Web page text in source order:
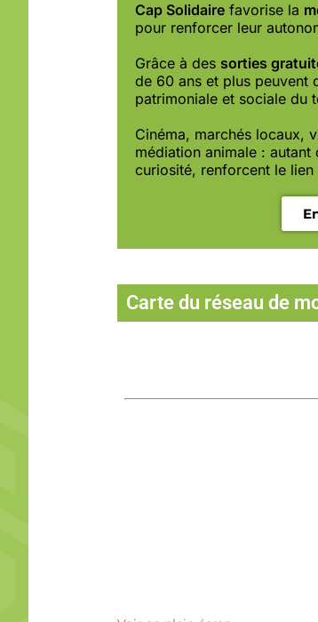
Cap Solidaire favorise la
pour renforcer leur
Grâce à des sorties
de 60 ans et plus peuvent
patrimoniale et sociale du
Cinéma, marchés locaux,
médiation animale : autant
curiosité, renforcent le lien
Carte du réseau de